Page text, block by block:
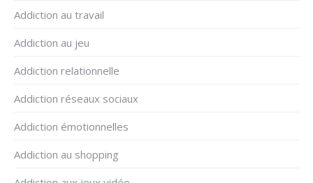
Addiction au travail
Addiction au jeu
Addiction relationnelle
Addiction réseaux sociaux
Addiction émotionnelles
Addiction au shopping